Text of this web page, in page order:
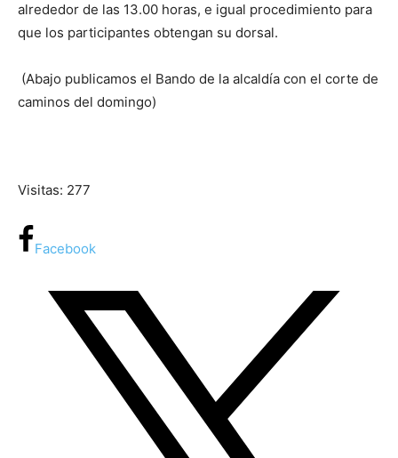
alrededor de las 13.00 horas, e igual procedimiento para
que los participantes obtengan su dorsal.
(Abajo publicamos el Bando de la alcaldía con el corte de
caminos del domingo)
Visitas: 277
Facebook